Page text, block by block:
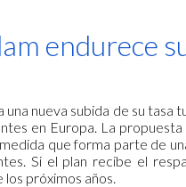
to main content
endurece
nueva subida de su tasa
en Europa. La
que forma parte de
Si el plan recibe el
próximos años.